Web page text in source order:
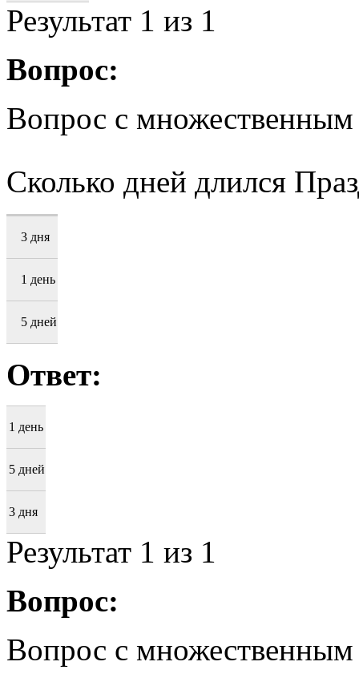
Результат 1 из 1
Вопрос:
Вопрос с
Сколько дней длился
3 дня
1 день
5 дней
Ответ:
1 день
5 дней
3 дня
Результат 1 из 1
Вопрос:
Вопрос с